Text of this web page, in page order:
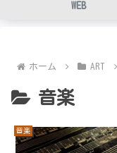
WEB
ホーム ART
音楽
音楽